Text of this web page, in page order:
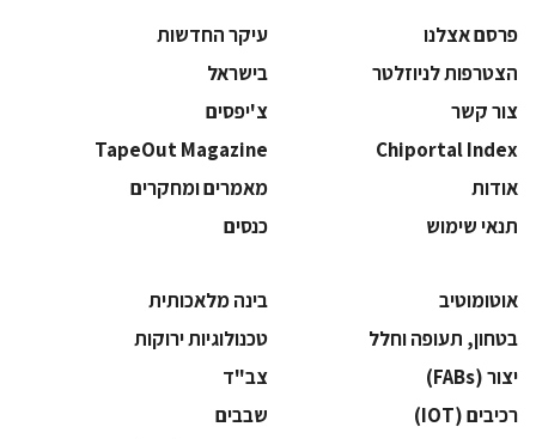
פרסם אצלנו
עיקר החדשות
הצטרפות לניוזלטר
בישראל
צור קשר
צ'יפסים
Chiportal Index
TapeOut Magazine
אודות
מאמרים ומחקרים
תנאי שימוש
כנסים
אוטומוטיב
בינה מלאכותית
בטחון, תעופה וחלל
‫טכנולוגיות ירוקות‬
‫יצור (‪(FABs‬‬
‫צב"ד‬
‫רכיבים‬ (IOT)
‫שבבים‬